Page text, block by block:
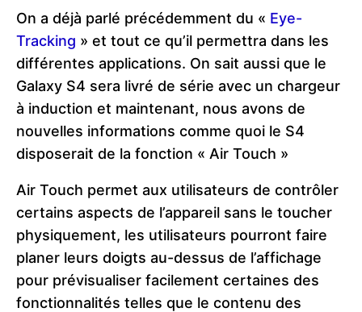
On a déjà parlé précédemment du « Eye-
Tracking » et tout ce qu’il permettra dans les
différentes applications. On sait aussi que le
Galaxy S4 sera livré de série avec un chargeur
à induction et maintenant, nous avons de
nouvelles informations comme quoi le S4
disposerait de la fonction « Air Touch »
Air Touch permet aux utilisateurs de contrôler
certains aspects de l’appareil sans le toucher
physiquement, les utilisateurs pourront faire
planer leurs doigts au-dessus de l’affichage
pour prévisualiser facilement certaines des
fonctionnalités telles que le contenu des